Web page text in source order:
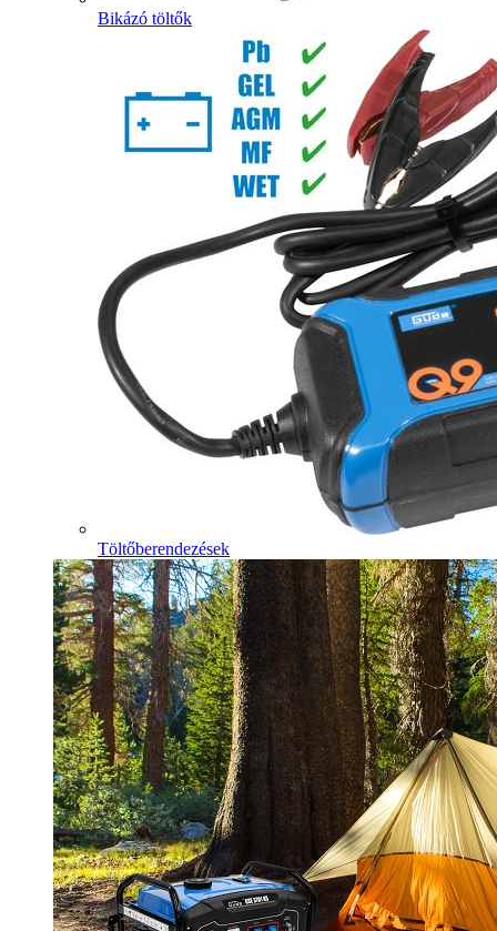
Bikázó töltők
Töltőberendezések